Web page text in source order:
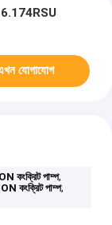
যোগাযোগ
কংক্রিট পাম্প,
কংক্রিট পাম্প,